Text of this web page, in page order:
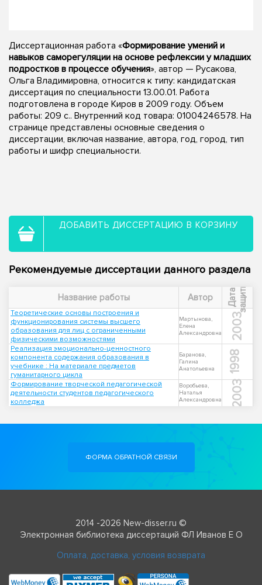
Диссертационная работа «Формирование умений и
навыков саморегуляции на основе рефлексии у младших
подростков в процессе обучения», автор — Русакова,
Ольга Владимировна, относится к типу: кандидатская
диссертация по специальности 13.00.01. Работа
подготовлена в городе Киров в 2009 году. Объем
работы: 209 с.. Внутренний код товара: 01004246578. На
странице представлены основные сведения о
диссертации, включая название, автора, год, город, тип
работы и шифр специальности.
ДОБАВИТЬ ДИССЕРТАЦИЮ В КОРЗИНУ
Рекомендуемые диссертации данного раздела
Название работы Автор Д
а
т
а
з
а
щ
и
т ы
Теоретические основы построения и
функционирования системы высшего
образования для лиц с ограниченными
физическими возможностями
Мартынова,
Елена
Александровна
2003
Реализация эмоционально-ценностного
компонента содержания образования в
учебнике : На материале предметов
гуманитарного цикла
Баранова,
Галина
Анатольевна
1998
Формирование творческой педагогической
деятельности студентов педагогического
колледжа
Воробьева,
Наталья
Александровна
2003
ФОРМА ОБРАТНОЙ СВЯЗИ
2014 -2026 New-disser.ru ©
Электронная библиотека диссертаций ФЛ Иванов Е О
Оплата, доставка, условия возврата